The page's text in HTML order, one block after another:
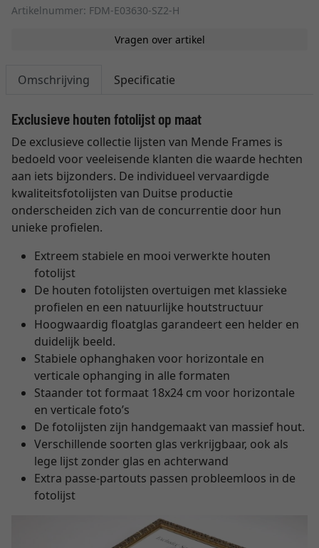
Artikelnummer: FDM-E03630-SZ2-H
Vragen over artikel
Omschrijving Specificatie
Exclusieve houten fotolijst op maat
De exclusieve collectie lijsten van Mende Frames is
bedoeld voor veeleisende klanten die waarde hechten
aan iets bijzonders. De individueel vervaardigde
kwaliteitsfotolijsten van Duitse productie
onderscheiden zich van de concurrentie door hun
unieke profielen.
Extreem stabiele en mooi verwerkte houten
fotolijst
De houten fotolijsten overtuigen met klassieke
profielen en een natuurlijke houtstructuur
Hoogwaardig floatglas garandeert een helder en
duidelijk beeld.
Stabiele ophanghaken voor horizontale en
verticale ophanging in alle formaten
Staander tot formaat 18x24 cm voor horizontale
en verticale foto’s
De fotolijsten zijn handgemaakt van massief hout.
Verschillende soorten glas verkrijgbaar, ook als
lege lijst zonder glas en achterwand
Extra passe-partouts passen probleemloos in de
fotolijst